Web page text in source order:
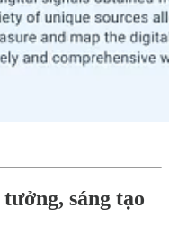
sáng tạo